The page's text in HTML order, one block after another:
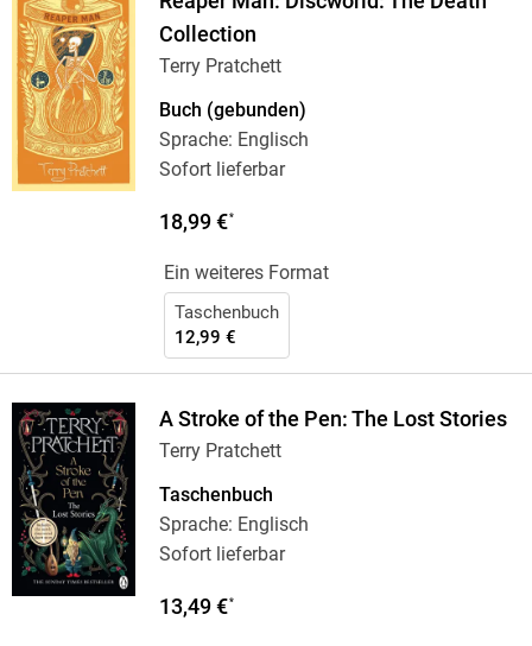
Collection
Terry Pratchett
Buch (gebunden)
Sprache: Englisch
Sofort lieferbar
18,99 €*
Ein weiteres Format
Taschenbuch
12,99 €
A Stroke of the Pen: The Lost Stories
Terry Pratchett
Taschenbuch
Sprache: Englisch
Sofort lieferbar
13,49 €*